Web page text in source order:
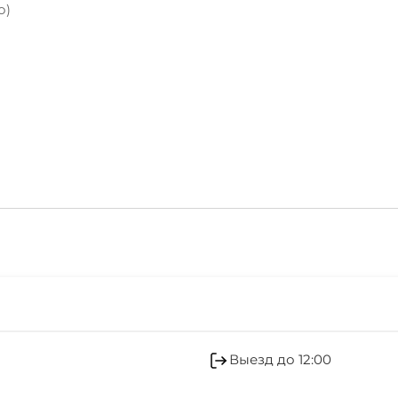
Работает
набережная
Выезд до 12:00